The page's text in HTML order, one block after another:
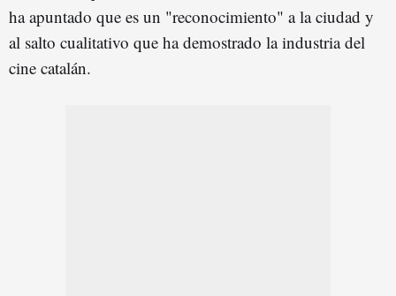
ha apuntado que es un "reconocimiento" a la ciudad y
al salto cualitativo que ha demostrado la industria del
cine catalán.